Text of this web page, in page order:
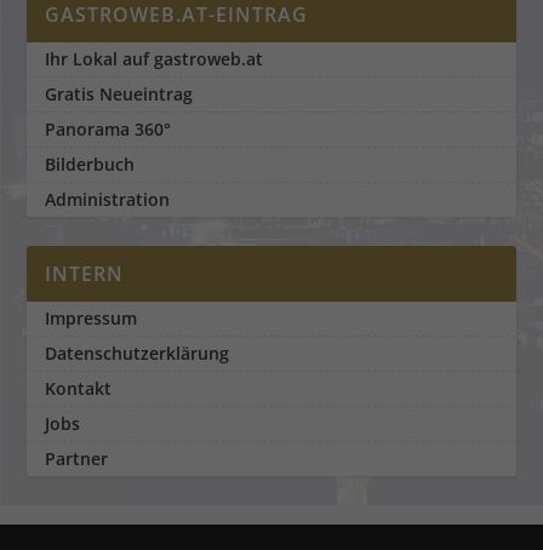
GASTROWEB.AT-EINTRAG
Ihr Lokal auf gastroweb.at
Gratis Neueintrag
Panorama 360°
Bilderbuch
Administration
INTERN
Impressum
Datenschutzerklärung
Kontakt
Jobs
Partner